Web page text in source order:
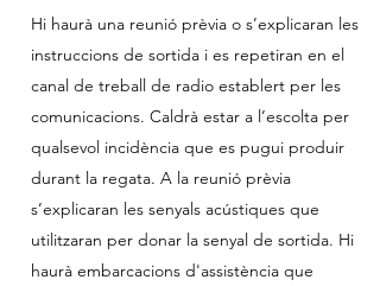
Hi haurà una reunió prèvia o s’explicaran les
instruccions de sortida i es repetiran en el
canal de treball de radio establert per les
comunicacions. Caldrà estar a l’escolta per
qualsevol incidència que es pugui produir
durant la regata. A la reunió prèvia
s’explicaran les senyals acústiques que
utilitzaran per donar la senyal de sortida. Hi
haurà embarcacions d'assistència que